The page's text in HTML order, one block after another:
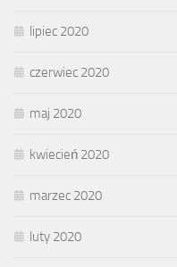
lipiec 2020
czerwiec 2020
maj 2020
kwiecień 2020
marzec 2020
luty 2020